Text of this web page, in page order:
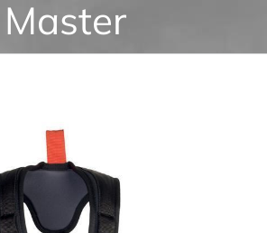
Master